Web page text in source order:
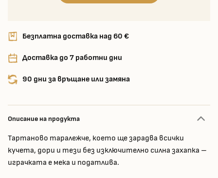
Безплатна доставка над 60 €
Доставка до 7 работни дни
90 дни за връщане или замяна
Описание на продукта
Тартаново таралежче, което ще зарадва всички
кучета, дори и тези без изключително силна захапка –
играчката е мека и податлива.